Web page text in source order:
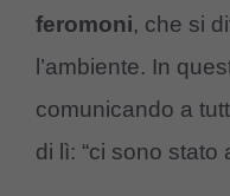
feromoni, che si
l’ambiente. In
comunicando a
di lì: “ci sono stato